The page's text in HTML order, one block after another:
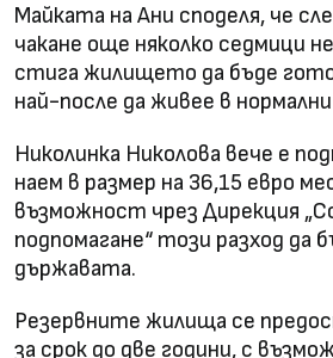
Майката на Ани споделя, че
чакане още няколко седмици
стига жилището да бъде
най-после да живее в
Николинка Николова вече е
наем в размер на 36,15 евро
възможност чрез Дирекция
подпомагане“ този разход да
държавата.
Резервните жилища се
за срок до две години, с